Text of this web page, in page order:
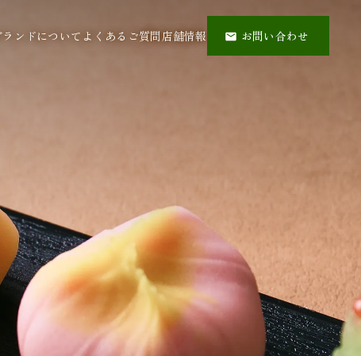
ンドについて よくあるご質問店舗情報 お問い合わせ